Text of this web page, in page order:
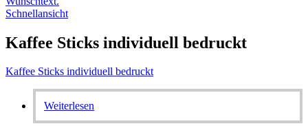
Schnellansicht
Kaffee Sticks individuell bedruckt
Kaffee Sticks individuell bedruckt
Weiterlesen